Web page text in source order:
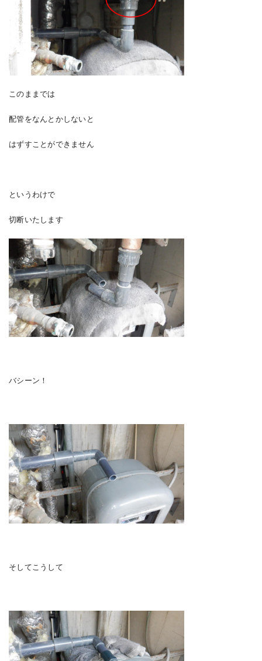
このままでは
配管をなんとかしないと
はずすことができません
というわけで
切断いたします
バシーン！
そしてこうして